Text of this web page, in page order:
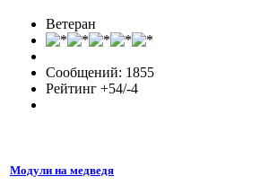
Ветеран
Сообщений: 1855
Рейтинг +54/-4
Модули на медведя